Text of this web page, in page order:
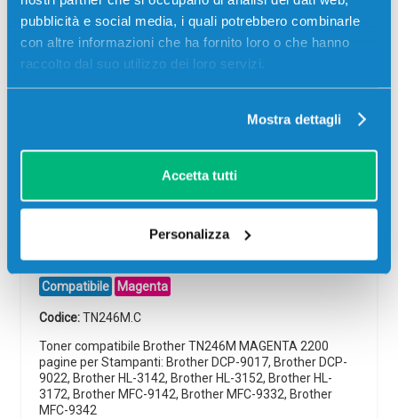
pubblicità e social media, i quali potrebbero combinarle
con altre informazioni che ha fornito loro o che hanno
raccolto dal suo utilizzo dei loro servizi.
Mostra dettagli
Accetta tutti
Personalizza
Toner compatibile Brother TN246M
MAGENTA
Compatibile Magenta
Codice:TN246M.C
Toner compatibile Brother TN246M MAGENTA 2200
pagine per Stampanti: Brother DCP-9017, Brother DCP-
9022, Brother HL-3142, Brother HL-3152, Brother HL-
3172, Brother MFC-9142, Brother MFC-9332, Brother
MFC-9342